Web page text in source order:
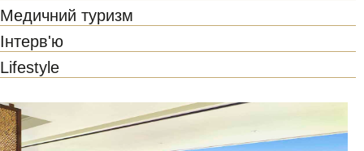
Медичний туризм
Інтерв'ю
Lifestyle